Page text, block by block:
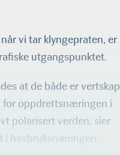
vi tar klyngepraten, er
utgangspunktet.
at de både er vertskap
for oppdrettsnæringen i
polarisert verden, sier
i havbruksnæringen.